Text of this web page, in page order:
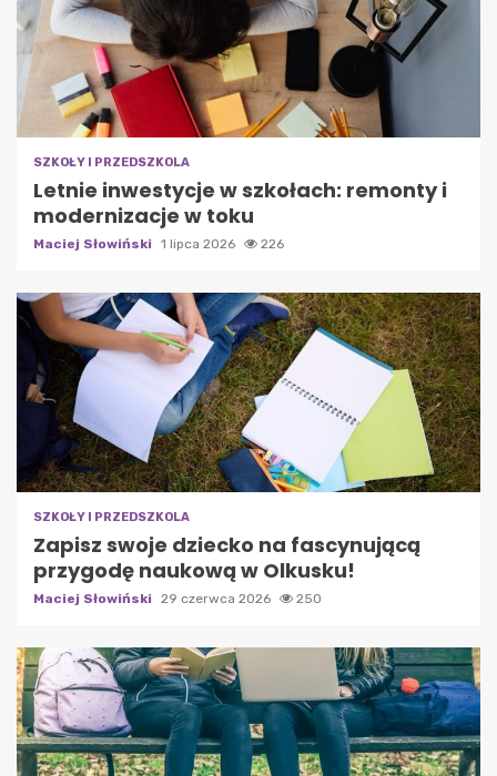
SZKOŁY I PRZEDSZKOLA
Letnie inwestycje w szkołach: remonty i
modernizacje w toku
Maciej Słowiński 1 lipca 2026 226
SZKOŁY I PRZEDSZKOLA
Zapisz swoje dziecko na fascynującą
przygodę naukową w Olkusku!
Maciej Słowiński 29 czerwca 2026 250